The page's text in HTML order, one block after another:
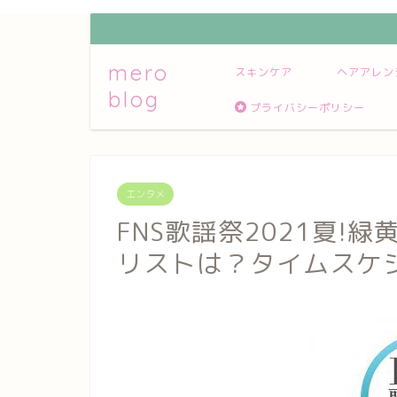
mero
blog
スキンケア ヘアアレン
プライバシーポリシー
エンタメ
FNS歌謡祭2021夏!緑
リストは？タイムスケ